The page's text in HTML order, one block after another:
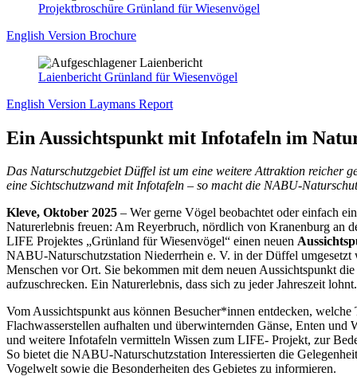
Projektbroschüre Grünland für Wiesenvögel
English Version Brochure
Laienbericht Grünland für Wiesenvögel
English Version Laymans Report
Ein Aussichtspunkt mit Infotafeln im
Das Naturschutzgebiet Düffel ist um eine weitere Attraktion reicher
eine Sichtschutzwand mit Infotafeln – so macht die NABU-
Kleve, Oktober 2025 – Wer gerne Vögel beobachtet oder einfach
Naturerlebnis freuen: Am Reyerbruch, nördlich von Kranenburg an
LIFE Projektes „Grünland für Wiesenvögel“ einen neuen
NABU-Naturschutzstation Niederrhein e. V. in der Düffel
Menschen vor Ort. Sie bekommen mit dem neuen Aussichtspunkt
aufzuschrecken. Ein Naturerlebnis, dass sich zu jeder Jahreszeit lohnt.
Vom Aussichtspunkt aus können Besucher*innen entdecken,
Flachwasserstellen aufhalten und überwinternden Gänse, Enten
und weitere Infotafeln vermitteln Wissen zum LIFE- Projekt, zur
So bietet die NABU-Naturschutzstation Interessierten die
Vogelwelt sowie die Besonderheiten des Gebietes zu informieren.